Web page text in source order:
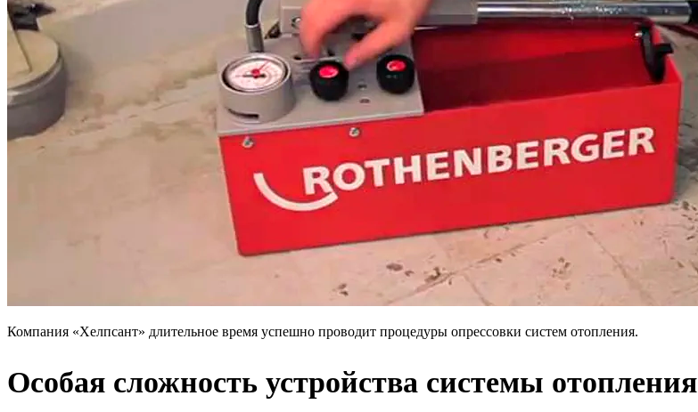
Компания «Хелпсант» длительное время успешно проводит процедуры опрессовки систем отопления.
Особая сложность устройства системы отопления